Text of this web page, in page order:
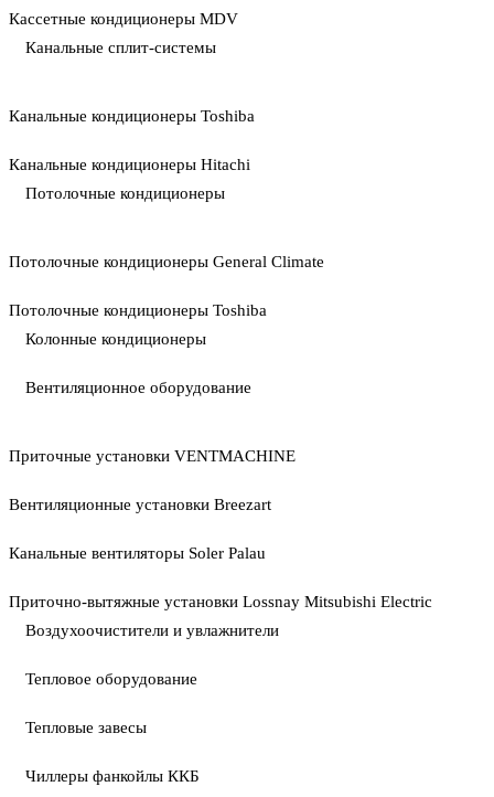
Кассетные кондиционеры MDV
Канальные сплит-системы
Канальные кондиционеры Toshiba
Канальные кондиционеры Hitachi
Потолочные кондиционеры
Потолочные кондиционеры General Climate
Потолочные кондиционеры Toshiba
Колонные кондиционеры
Вентиляционное оборудование
Приточные установки VENTMACHINE
Вентиляционные установки Breezart
Канальные вентиляторы Soler Palau
Приточно-вытяжные установки Lossnay Mitsubishi Electric
Воздухоочистители и увлажнители
Тепловое оборудование
Тепловые завесы
Чиллеры фанкойлы ККБ